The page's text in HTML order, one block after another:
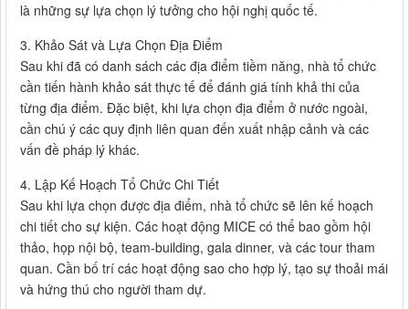
là những sự lựa chọn lý tưởng cho hội nghị quốc tế.
3. Khảo Sát và Lựa Chọn Địa Điểm
Sau khi đã có danh sách các địa điểm tiềm năng, nhà tổ chức
cần tiến hành khảo sát thực tế để đánh giá tính khả thi của
từng địa điểm. Đặc biệt, khi lựa chọn địa điểm ở nước ngoài,
cần chú ý các quy định liên quan đến xuất nhập cảnh và các
vấn đề pháp lý khác.
4. Lập Kế Hoạch Tổ Chức Chi Tiết
Sau khi lựa chọn được địa điểm, nhà tổ chức sẽ lên kế hoạch
chi tiết cho sự kiện. Các hoạt động MICE có thể bao gồm hội
thảo, họp nội bộ, team-building, gala dinner, và các tour tham
quan. Cần bố trí các hoạt động sao cho hợp lý, tạo sự thoải mái
và hứng thú cho người tham dự.